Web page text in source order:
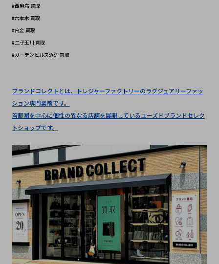
#西麻布 買取
#六本木 買取
#白金 買取
#二子玉川 買取
#ガーデンヒルズ近辺 買取
ブランドコレクトとは、トレジャーファクトリーのラグジュアリーファッ
ション専門業態です。
首都圏を中心に個性の異なる店舗を展開しているユーズドブランドセレク
トショップです。